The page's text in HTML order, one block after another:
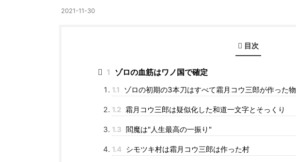
2021-11-30
目次
1 ゾロの血筋はワノ国で確定
1.1 ゾロの初期の3本刀はすべて霜月コウ三郎が作った物
1.2 霜月コウ三郎は疑似化した和道一文字とそっくり
1.3 閻魔は"人生最高の一振り"
1.4 シモツキ村は霜月コウ三郎は作った村